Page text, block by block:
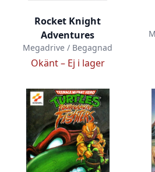
Rocket Knight
Adventures
Megadrive / Begagnad
Okänt – Ej i lager